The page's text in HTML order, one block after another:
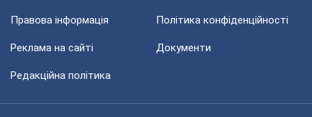
Правова інформація Політика конфіденційності
Реклама на сайті Документи
Редакційна політика